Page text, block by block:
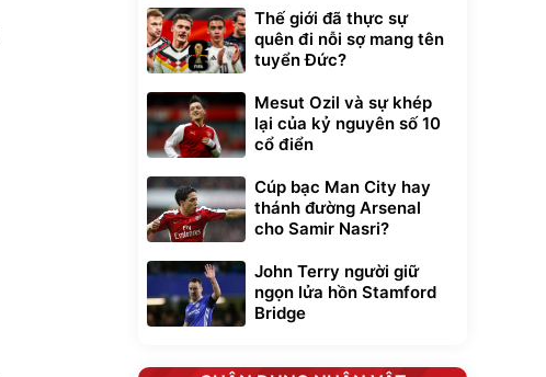
Thế giới đã thực sự
quên đi nỗi sợ mang tên
tuyển Đức?
Mesut Ozil và sự khép
lại của kỷ nguyên số 10
cổ điển
Cúp bạc Man City hay
thánh đường Arsenal
cho Samir Nasri?
John Terry người giữ
ngọn lửa hồn Stamford
Bridge